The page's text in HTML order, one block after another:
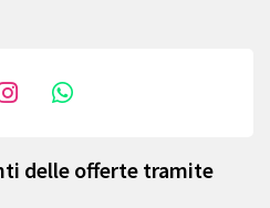
delle offerte tramite